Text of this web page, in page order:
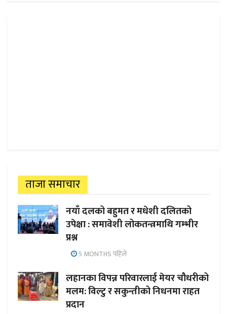
ताजा समाचार
नयाँ दलको बहुमत र मधेशी दलितको
उपेक्षा : समावेशी लोकतन्त्रमाथि गम्भीर
प्रश्न
5 MONTHS पहिले
लहानका विपन्न परिवारलाई मेयर चौधरीको
मलम: विल्टु र सकुन्तीको निधनमा राहत
प्रदान